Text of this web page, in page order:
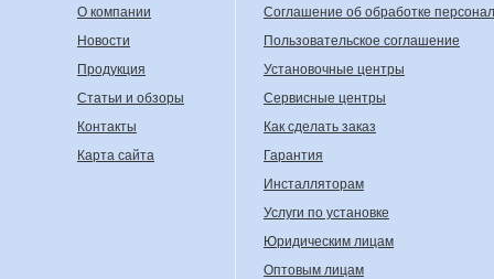
О компании
Новости
Продукция
Статьи и обзоры
Контакты
Карта сайта
Соглашение об обработке
Пользовательское соглашение
Установочные центры
Сервисные центры
Как сделать заказ
Гарантия
Инсталляторам
Услуги по установке
Юридическим лицам
Оптовым лицам